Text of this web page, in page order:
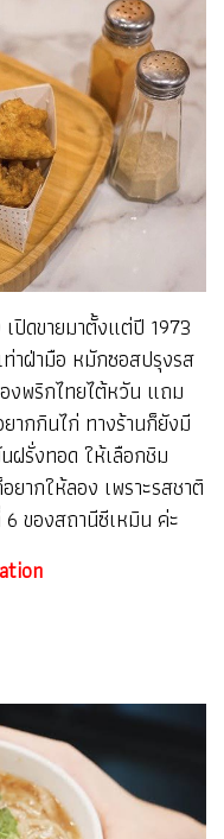
ปิดขายมาตั้งแต่ปี 1973
าฝ่ามือ หมักซอสปรุงรส
พริกไทยไต้หวัน แถม
ากกินไก่ ทางร้านก็ยังมี
ฝรั่งทอด ให้เลือกชิม
ากให้ลอง เพราะรสชาติ
ของสถานีซีเหมิน ค่ะ